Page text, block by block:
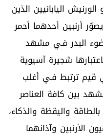
اليابانيين الذين
أرنبين أحدهما أحمر
البدر فـي مشهد
شجيرة آسيوية
قيم ترتبط فـي أغلب
بين كافة العناصر
واليقظة والذكاء،
الأرنبين وآذانهما